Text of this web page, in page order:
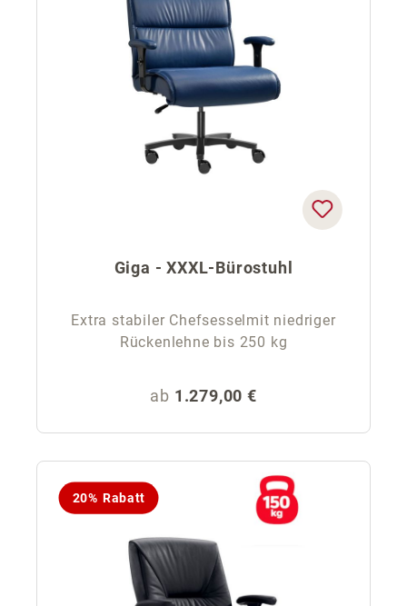
Giga - XXXL-Bürostuhl
Extra stabiler Chefsesselmit niedriger
Rückenlehne bis 250 kg
Regulärer Preis:
ab 1.279,00 €
20% Rabatt